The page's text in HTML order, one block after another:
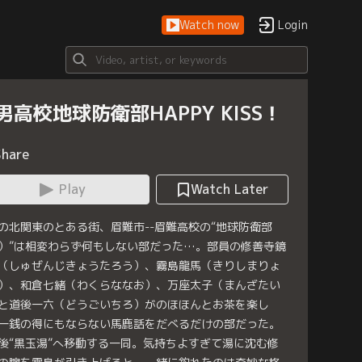
Watch now Login
高校地球防衛部HAPPY KISS！
Play
Watch Later
北関東のとある街、眉難市--眉難高校の“地球防衛部
”は相変わらず何もしない部だった…。部員の修善寺鏡
しゅぜんじきょうたろう）、霧島龍馬（きりしまりょ
、和倉七緒（わくらななお）、万座太子（まんざたい
道後一六（どうごいちろ）がのほほんとお茶を楽し
銭の得にもならない馬鹿話をだべるだけの部だった。
“黒玉湯”へ移動する一同。気持ちよすぎて湯に沈む修